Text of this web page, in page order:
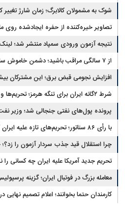
شوک به مشمولان کالابرگ؛ زمان شارژ تغییر
تصاویر خیره‌کننده از حفره ایجادشده روی
نتیجه آزمون ورودی سمپاد منتشر شد؛ لینک
از ۷ سالگی مراقب باشید؛ دشمن خاموش سلامت کودکان شناسایی شد
افزایش نجومی قبض برق؛ این مشترکان
شرط ۲گانه ایران برای تنگه هرمز؛ تحریم‌ها و غرامت به معادله برگشتند
پرونده پول‌های نفتی جنجالی شد؛ وزیر
با رأی ۸۶ سناتور؛ تحریم‌های تازه علیه ایران کلید خورد
چرا استقلال قید جذب سردار آزمون را
تحریم جدید آمریکا علیه ایران چه کسانی
معامله بزرگ در فوتبال ایران؛ گزینه
کارمندان حتما بخوانند؛ اعلام تصمیم نهایی